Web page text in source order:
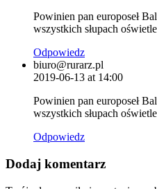
Powinien pan europoseł
wszystkich słupach
Odpowiedz
biuro@rurarz.pl
2019-06-13 at 14:00
Powinien pan europoseł
wszystkich słupach
Odpowiedz
Dodaj komentarz